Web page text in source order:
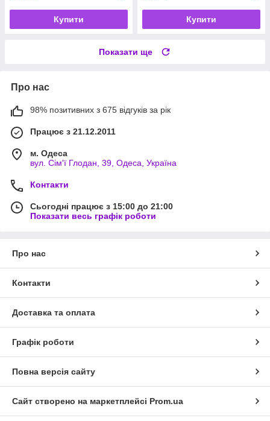
Купити Купити
Показати ще
Про нас
98% позитивних з 675 відгуків за рік
Працює з 21.12.2011
м. Одеса
вул. Сім'ї Глодан, 39, Одеса, Україна
Контакти
Сьогодні працює з 15:00 до 21:00
Показати весь графік роботи
Про нас
Контакти
Доставка та оплата
Графік роботи
Повна версія сайту
Сайт створено на маркетплейсі Prom.ua